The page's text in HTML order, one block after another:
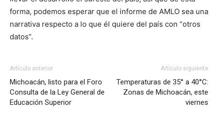
forma, podemos esperar que el informe de AMLO sea una
narrativa respecto a lo que él quiere del país con “otros
datos”.
Artículo anterior
Michoacán, listo para el Foro
Consulta de la Ley General de
Educación Superior
Artículo siguiente
Temperaturas de 35° a 40°C:
Zonas de Michoacán, este
viernes